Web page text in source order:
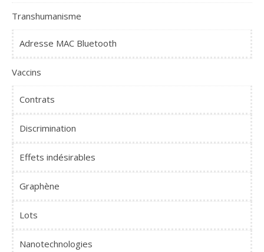
Transhumanisme
Adresse MAC Bluetooth
Vaccins
Contrats
Discrimination
Effets indésirables
Graphène
Lots
Nanotechnologies